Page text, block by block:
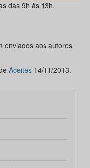
das 9h às 13h.
enviados aos autores
Aceites 14/11/2013.